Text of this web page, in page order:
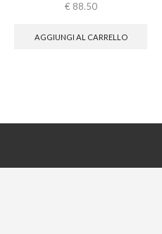
€ 88.50
AGGIUNGI AL CARRELLO